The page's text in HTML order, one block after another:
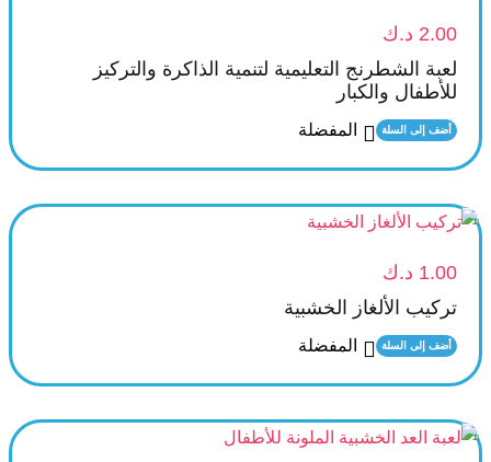
2.00 د.ك
‎لعبة الشطرنج التعليمية لتنمية الذاكرة والتركيز
للأطفال والكبار
أضف إلى السلة المفضلة
1.00 د.ك
تركيب الألغاز الخشبية
أضف إلى السلة المفضلة